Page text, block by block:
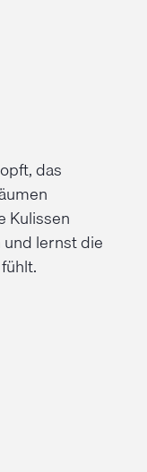
das
Kulissen
lernst die